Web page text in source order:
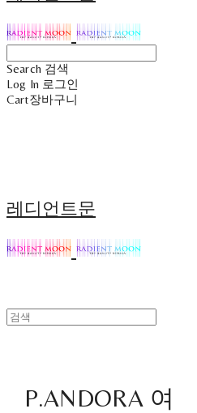
Search 검색
Log In 로그인
Cart장바구니
레디언트문
P.ANDORA 여